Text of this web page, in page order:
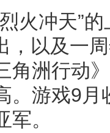
火冲天”
，以及一
角洲行动
。游戏9
。